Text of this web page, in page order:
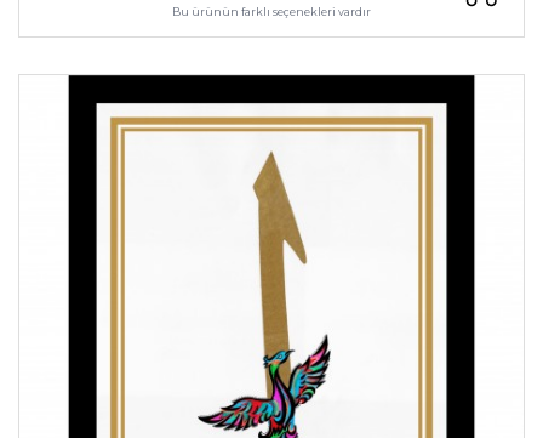
Bu ürünün farklı seçenekleri vardır